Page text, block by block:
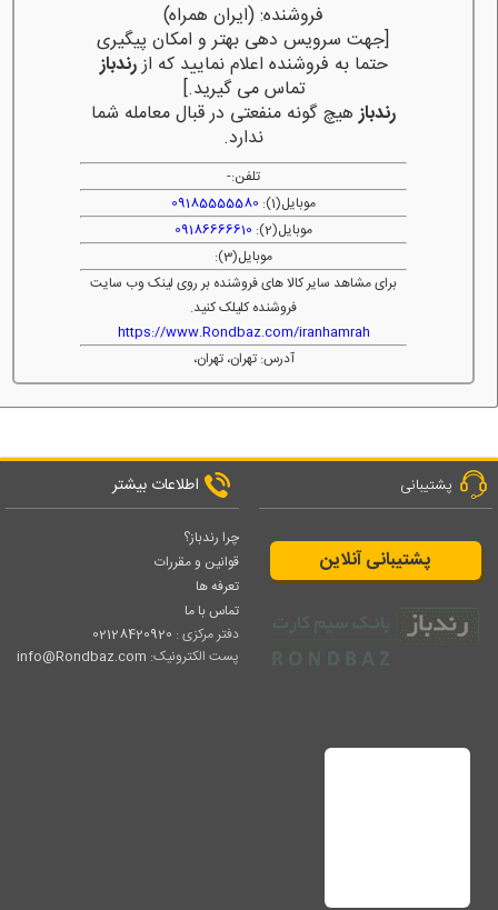
فروشنده: (ایران همراه)
[جهت سرویس دهی بهتر و امکان پیگیری
حتما به فروشنده اعلام نمایید که ازرندباز
تماس می گیرید.]
رندبازهیچ گونه منفعتی در قبال معامله شما
ندارد.
تلفن:-
موبایل(1):
09185555580
موبایل(2):
09186666610
موبایل(3):
برای مشاهد سایر کالا های فروشنده بر روی لینک وب سایت
فروشنده کلیلک کنید.
https://www.Rondbaz.com/iranhamrah
آدرس: تهران، تهران،
پشتیبانی
پشتیبانی آنلاین
اطلاعات بیشتر
چرا رندباز؟
قوانین و مقررات
تعرفه ها
تماس با ما
دفتر مرکزی : 02128420920
پست الکترونیک: info@Rondbaz.com